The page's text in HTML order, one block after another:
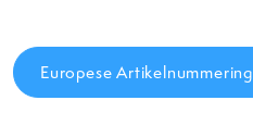
Europese Artikelnummering